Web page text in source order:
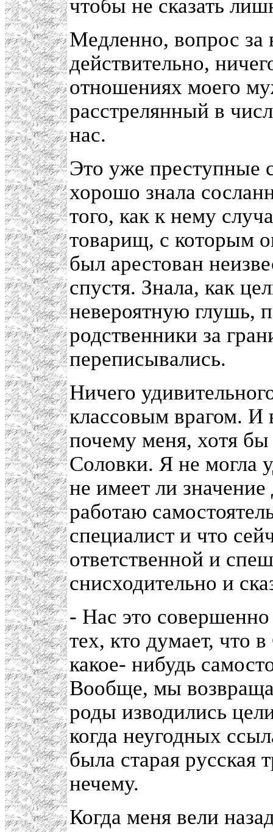
чтобы не сказать
Медленно, вопрос за
действительно,
отношениях моего
расстрелянный в
нас.
Это уже преступные
хорошо знала
того, как к нему
товарищ, с которым
был арестован
спустя. Знала, как
невероятную глушь,
родственники за
переписывались.
Ничего
классовым врагом. И
почему меня, хотя бы
Соловки. Я не могла
не имеет ли
работаю
специалист и что
ответственной и
снисходительно и
- Нас это
тех, кто думает,
какое- нибудь
Вообще, мы
роды изводились
когда неугодных
была старая русская
нечему.
Когда меня вели